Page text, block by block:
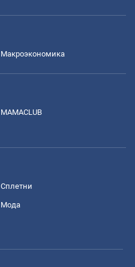
Mакроэкономика
MAMACLUB
Сплетни
Мода